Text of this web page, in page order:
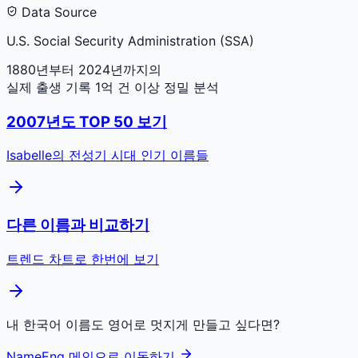
Data Source
U.S. Social Security Administration (SSA)
1880년부터 2024년까지의
실제 출생 기록 1억 건 이상 정밀 분석
2007년도 TOP 50 보기
Isabelle의 전성기 시대 인기 이름들
다른 이름과 비교하기
트렌드 차트로 한번에 보기
내 한국어 이름도 영어로 멋지게 만들고 싶다면?